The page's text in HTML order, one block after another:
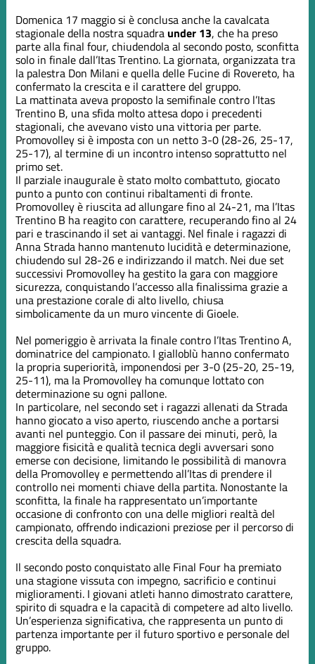
Domenica 17 maggio si è conclusa anche la cavalcata
stagionale della nostra squadraunder 13, che ha preso
parte alla final four, chiudendola al secondo posto, sconfitta
solo in finale dall’Itas Trentino. La giornata, organizzata tra
la palestra Don Milani e quella delle Fucine di Rovereto, ha
confermato la crescita e il carattere del gruppo.
La mattinata aveva proposto la semifinale contro l’Itas
Trentino B, una sfida molto attesa dopo i precedenti
stagionali, che avevano visto una vittoria per parte.
Promovolley si è imposta con un netto 3-0 (28-26, 25-17,
25-17), al termine di un incontro intenso soprattutto nel
primo set.
Il parziale inaugurale è stato molto combattuto, giocato
punto a punto con continui ribaltamenti di fronte.
Promovolley è riuscita ad allungare fino al 24-21, ma l’Itas
Trentino B ha reagito con carattere, recuperando fino al 24
pari e trascinando il set ai vantaggi. Nel finale i ragazzi di
Anna Strada hanno mantenuto lucidità e determinazione,
chiudendo sul 28-26 e indirizzando il match. Nei due set
successivi Promovolley ha gestito la gara con maggiore
sicurezza, conquistando l’accesso alla finalissima grazie a
una prestazione corale di alto livello, chiusa
simbolicamente da un muro vincente di Gioele.
Nel pomeriggio è arrivata la finale contro l’Itas Trentino A,
dominatrice del campionato. I gialloblù hanno confermato
la propria superiorità, imponendosi per 3-0 (25-20, 25-19,
25-11), ma la Promovolley ha comunque lottato con
determinazione su ogni pallone.
In particolare, nel secondo set i ragazzi allenati da Strada
hanno giocato a viso aperto, riuscendo anche a portarsi
avanti nel punteggio. Con il passare dei minuti, però, la
maggiore fisicità e qualità tecnica degli avversari sono
emerse con decisione, limitando le possibilità di manovra
della Promovolley e permettendo all’Itas di prendere il
controllo nei momenti chiave della partita. Nonostante la
sconfitta, la finale ha rappresentato un’importante
occasione di confronto con una delle migliori realtà del
campionato, offrendo indicazioni preziose per il percorso di
crescita della squadra.
Il secondo posto conquistato alle Final Four ha premiato
una stagione vissuta con impegno, sacrificio e continui
miglioramenti. I giovani atleti hanno dimostrato carattere,
spirito di squadra e la capacità di competere ad alto livello.
Un’esperienza significativa, che rappresenta un punto di
partenza importante per il futuro sportivo e personale del
gruppo.